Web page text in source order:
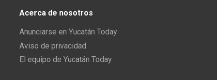
Acerca de nosotros
Anunciarse en Yucatán Today
Aviso de privacidad
El equipo de Yucatán Today